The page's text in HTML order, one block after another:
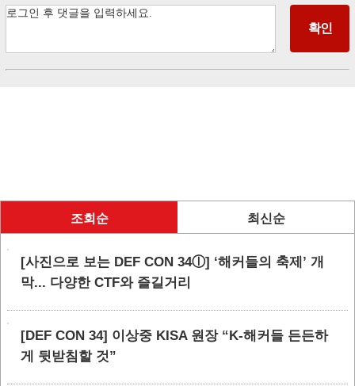
조회순 최신순
[사진으로 보는 DEF CON 34ⓛ] ‘해커들의 축제’ 개
막... 다양한 CTF와 즐길거리
[DEF CON 34] 이상중 KISA 원장 “K-해커들 든든하
게 뒷받침할 것”